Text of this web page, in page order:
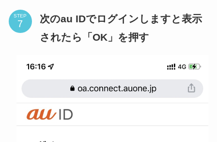
STEP
次のau IDでログインしますと表示
されたら「OK」を押す